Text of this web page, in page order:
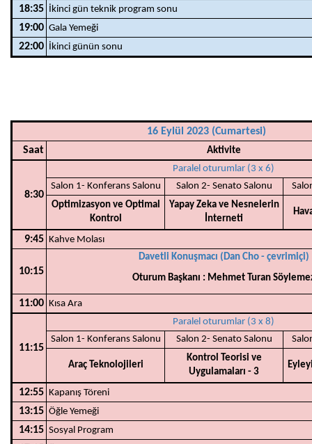
18:35 İkinci gün teknik program sonu
19:00 Gala Yemeği
22:00 İkinci günün sonu
16 Eylül 2023 (Cumartesi)
Saat
Aktivite
8:30
Paralel oturumlar (3 x 6)
Salon 1- Konferans Salonu
Salon 2- Senato Salonu
Optimizasyon ve Optimal
Kontrol
Yapay Zeka ve Nesnelerin
İnterneti
9:45 Kahve Molası
10:15
Davetli Konuşmacı (Dan Cho - çevrimiçi)
Oturum Başkanı : Mehmet Turan
11:00 Kısa Ara
11:15
Paralel oturumlar (3 x 8)
Salon 1- Konferans Salonu
Salon 2- Senato Salonu
Araç Teknolojileri
Kontrol Teorisi ve
Uygulamaları - 3
12:55 Kapanış Töreni
13:15 Öğle Yemeği
14:15 Sosyal Program